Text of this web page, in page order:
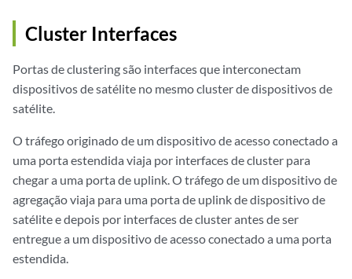
Cluster Interfaces
Portas de clustering são interfaces que interconectam
dispositivos de satélite no mesmo cluster de dispositivos de
satélite.
O tráfego originado de um dispositivo de acesso conectado a
uma porta estendida viaja por interfaces de cluster para
chegar a uma porta de uplink. O tráfego de um dispositivo de
agregação viaja para uma porta de uplink de dispositivo de
satélite e depois por interfaces de cluster antes de ser
entregue a um dispositivo de acesso conectado a uma porta
estendida.